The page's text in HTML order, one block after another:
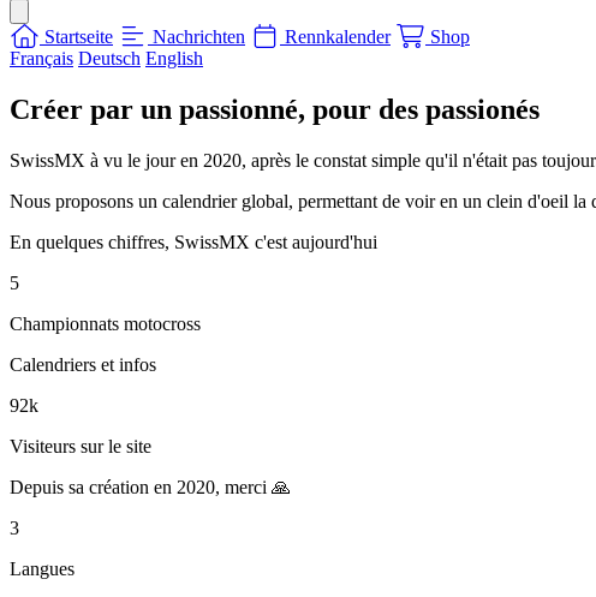
Startseite Nachrichten Rennkalender
Shop
Français Deutsch English
Créer par un passionné, pour des passionés
SwissMX à vu le jour en 2020, après le constat simple qu'il n'était pas
Nous proposons un calendrier global, permettant de voir en un clein d'oeil la
En quelques chiffres, SwissMX c'est aujourd'hui
5
Championnats motocross
Calendriers et infos
92k
Visiteurs sur le site
Depuis sa création en 2020, merci 🙏
3
Langues